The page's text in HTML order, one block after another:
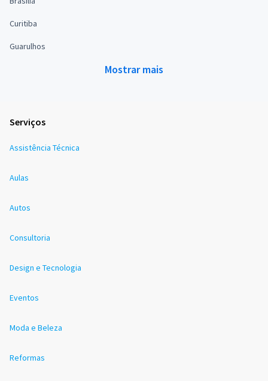
Curitiba
Guarulhos
Mostrar mais
Serviços
Assistência Técnica
Aulas
Autos
Consultoria
Design e Tecnologia
Eventos
Moda e Beleza
Reformas